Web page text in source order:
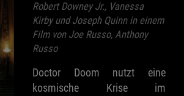
Robert Downey Jr., Vanessa
Kirby und Joseph Quinn in einem
Film von Joe Russo, Anthony
Russo
Doctor Doom nutzt eine
kosmische Krise im